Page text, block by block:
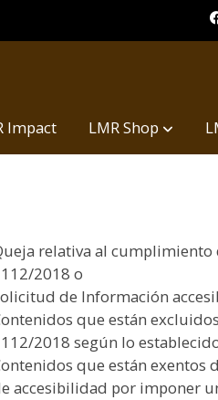
Impact LMR Shop
relativa al cumplimiento
2018 o
de Información
que están
2018 según lo
que están
accesibilidad por imponer